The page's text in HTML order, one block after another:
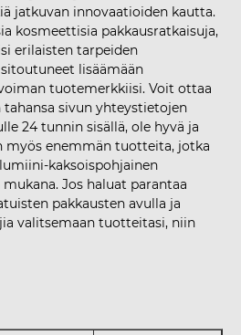
jatkuvan innovaatioiden kautta.
kosmeettisia pakkausratkaisuja,
erilaisten tarpeiden
lisäämään
tuotemerkkiisi. Voit ottaa
sivun yhteystietojen
24 tunnin sisällä, ole hyvä ja
myös enemmän tuotteita, jotka
kaksoispohjainen
Jos haluat parantaa
pakkausten avulla ja
valitsemaan tuotteitasi, niin